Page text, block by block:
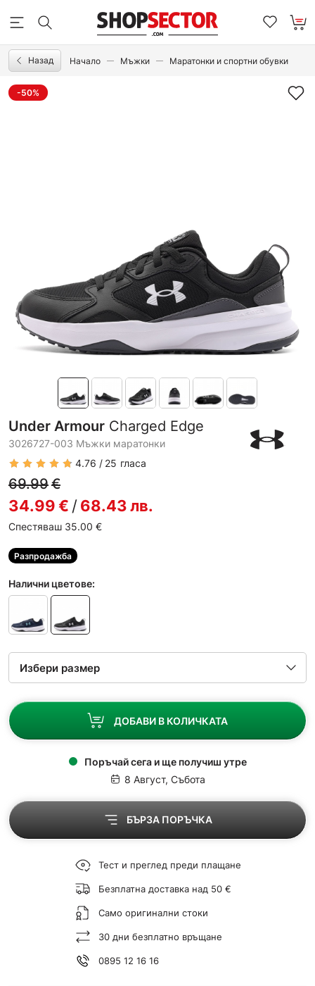
Назад Начало Мъжки Маратонки и спортни обувки
-50%
Under Armour Charged Edge
3026727-003 Мъжки маратонки
4.76
25 гласа
69.99€
34.99€ /68.43лв.
Спестяваш 35.00 €
Разпродажба
Налични цветове:
ДОБАВИ В КОЛИЧКАТА
Поръчай сега и ще получиш утре
8 Август, Събота
БЪРЗА ПОРЪЧКА
Тест и преглед преди плащане
Безплатна доставка над 50 €
Само оригинални стоки
30 дни безплатно връщане
0895 12 16 16